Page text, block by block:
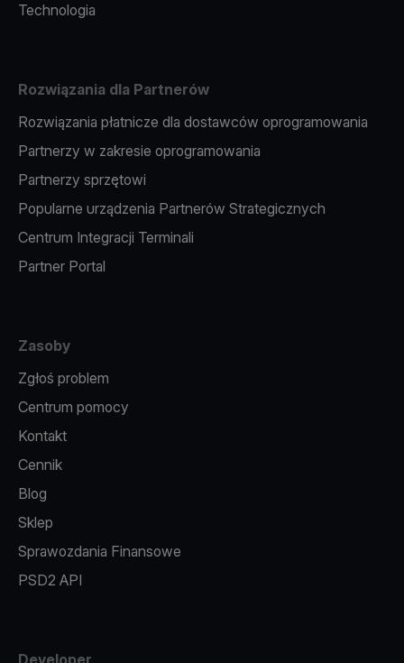
Technologia
Rozwiązania dla Partnerów
Rozwiązania płatnicze dla dostawców oprogramowania
Partnerzy w zakresie oprogramowania
Partnerzy sprzętowi
Popularne urządzenia Partnerów Strategicznych
Centrum Integracji Terminali
Partner Portal
Zasoby
Zgłoś problem
Centrum pomocy
Kontakt
Cennik
Blog
Sklep
Sprawozdania Finansowe
PSD2 API
Developer